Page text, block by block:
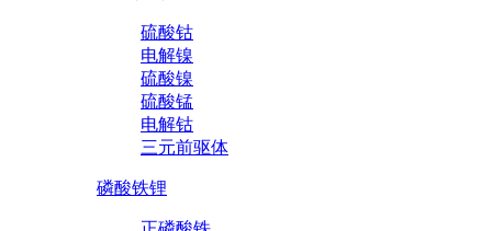
硫酸钴
电解镍
硫酸镍
硫酸锰
电解钴
三元前驱体
磷酸铁锂